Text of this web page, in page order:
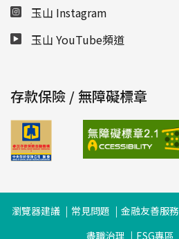
玉山 Instagram
玉山 YouTube頻道
存款保險 / 無障礙標章
瀏覽器建議 常見問題 金融友善服務
盡職治理
ESG專區